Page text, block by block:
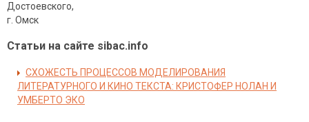
Достоевского,
г. Омск
Статьи на сайте sibac.info
СХОЖЕСТЬ ПРОЦЕССОВ МОДЕЛИРОВАНИЯ
ЛИТЕРАТУРНОГО И КИНО ТЕКСТА: КРИСТОФЕР НОЛАН И
УМБЕРТО ЭКО